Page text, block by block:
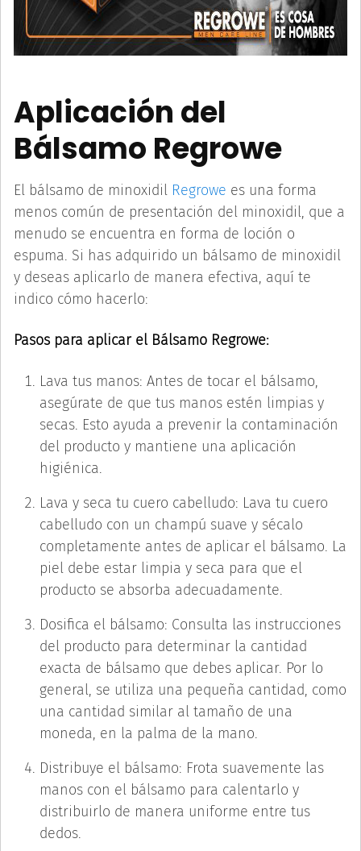
Aplicación del
Bálsamo Regrowe
El bálsamo de minoxidil Regrowe es una forma
menos común de presentación del minoxidil, que a
menudo se encuentra en forma de loción o
espuma. Si has adquirido un bálsamo de minoxidil
y deseas aplicarlo de manera efectiva, aquí te
indico cómo hacerlo:
Pasos para aplicar el Bálsamo Regrowe:
Lava tus manos: Antes de tocar el bálsamo,
asegúrate de que tus manos estén limpias y
secas. Esto ayuda a prevenir la contaminación
del producto y mantiene una aplicación
higiénica.
Lava y seca tu cuero cabelludo: Lava tu cuero
cabelludo con un champú suave y sécalo
completamente antes de aplicar el bálsamo. La
piel debe estar limpia y seca para que el
producto se absorba adecuadamente.
Dosifica el bálsamo: Consulta las instrucciones
del producto para determinar la cantidad
exacta de bálsamo que debes aplicar. Por lo
general, se utiliza una pequeña cantidad, como
una cantidad similar al tamaño de una
moneda, en la palma de la mano.
Distribuye el bálsamo: Frota suavemente las
manos con el bálsamo para calentarlo y
distribuirlo de manera uniforme entre tus
dedos.